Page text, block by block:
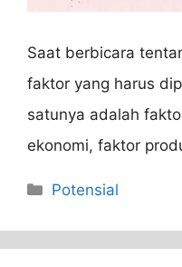
Saat berbicara
faktor yang harus
satunya adalah
ekonomi, faktor
Categories
Potensial